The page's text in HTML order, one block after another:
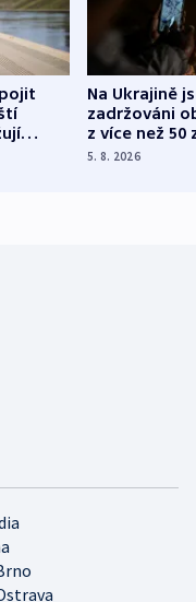
Na Ukrajině
zadržováni
z více než 50
Bojovali na
5. 8. 2026